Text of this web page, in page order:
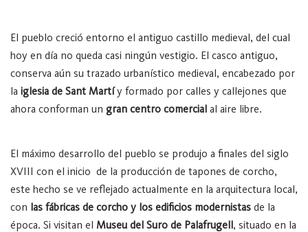
El pueblo creció entorno el antiguo castillo medieval, del cual
hoy en día no queda casi ningún vestigio. El casco antiguo,
conserva aún su trazado urbanístico medieval, encabezado por
la iglesia de Sant Martíy formado por calles y callejones que
ahora conforman un gran centro comercial al aire libre.
El máximo desarrollo del pueblo se produjo a finales del siglo
XVIII con el inicio de la producción de tapones de corcho,
este hecho se ve reflejado actualmente en la arquitectura local,
con las fábricas de corcho y los edificios modernistas de la
época. Si visitan el Museu del Suro de Palafrugell, situado en la